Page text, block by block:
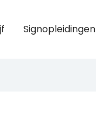
Signopleidingen